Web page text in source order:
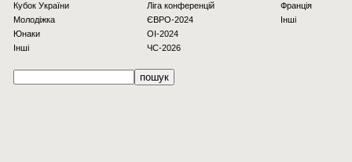
Кубок України
Молодіжка
Юнаки
Інші
Ліга конференцій
ЄВРО-2024
OI-2024
ЧС-2026
Франція
Інші